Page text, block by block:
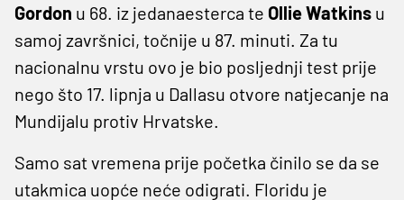
Gordon u 68. iz jedanaesterca te Ollie Watkins u
samoj završnici, točnije u 87. minuti. Za tu
nacionalnu vrstu ovo je bio posljednji test prije
nego što 17. lipnja u Dallasu otvore natjecanje na
Mundijalu protiv Hrvatske.
Samo sat vremena prije početka činilo se da se
utakmica uopće neće odigrati. Floridu je